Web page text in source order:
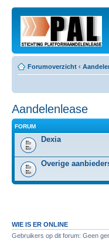
Forumoverzicht ‹
Aandelenlease
FORUM
Dexia
Overige
WIE IS ER ONLINE
Gebruikers op dit forum: Geen